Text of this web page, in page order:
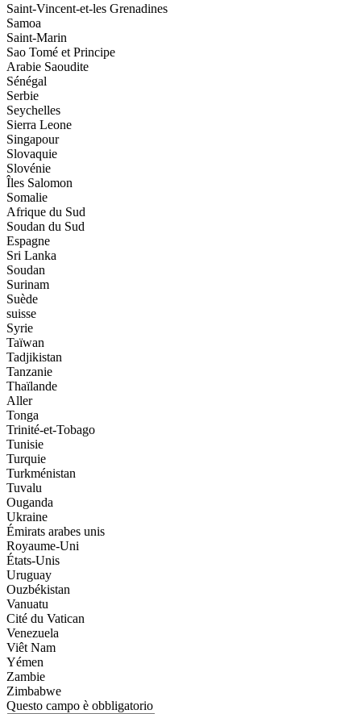
Saint-Vincent-et-les Grenadines
Samoa
Saint-Marin
Sao Tomé et Principe
Arabie Saoudite
Sénégal
Serbie
Seychelles
Sierra Leone
Singapour
Slovaquie
Slovénie
Îles Salomon
Somalie
Afrique du Sud
Soudan du Sud
Espagne
Sri Lanka
Soudan
Surinam
Suède
suisse
Syrie
Taïwan
Tadjikistan
Tanzanie
Thaïlande
Aller
Tonga
Trinité-et-Tobago
Tunisie
Turquie
Turkménistan
Tuvalu
Ouganda
Ukraine
Émirats arabes unis
Royaume-Uni
États-Unis
Uruguay
Ouzbékistan
Vanuatu
Cité du Vatican
Venezuela
Viêt Nam
Yémen
Zambie
Zimbabwe
Questo campo è obbligatorio